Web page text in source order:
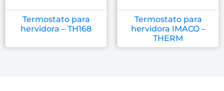
Termostato para
hervidora – TH168
Termostato para
hervidora IMACO –
THERM